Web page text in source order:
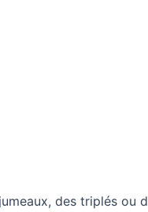
des triplés ou